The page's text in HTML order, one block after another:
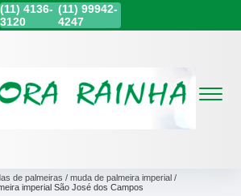
(11) 4136-
3120
(11)99942-
4247
de palmeiras
muda de palmeira imperial
imperial São José dos Campos